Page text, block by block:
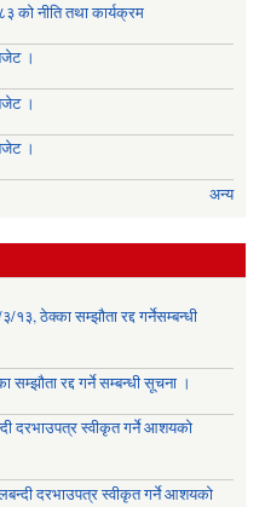
को नीति तथा कार्यक्रम
।
।
।
अन्य
ठेक्का सम्झौता रद्द गर्नेसम्बन्धी
रद्द गर्ने सम्बन्धी सूचना ।
दरभाउपत्र स्वीकृत गर्ने आशयको
दरभाउपत्र स्वीकृत गर्ने आशयको